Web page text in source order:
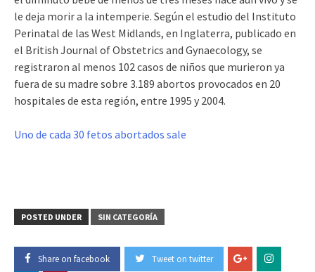
le deja morir a la intemperie. Según el estudio del Instituto
Perinatal de las West Midlands, en Inglaterra, publicado en
el British Journal of Obstetrics and Gynaecology, se
registraron al menos 102 casos de niños que murieron ya
fuera de su madre sobre 3.189 abortos provocados en 20
hospitales de esta región, entre 1995 y 2004.
Uno de cada 30 fetos abortados sale
POSTED UNDER SIN CATEGORÍA
Share on facebook Tweet on twitter